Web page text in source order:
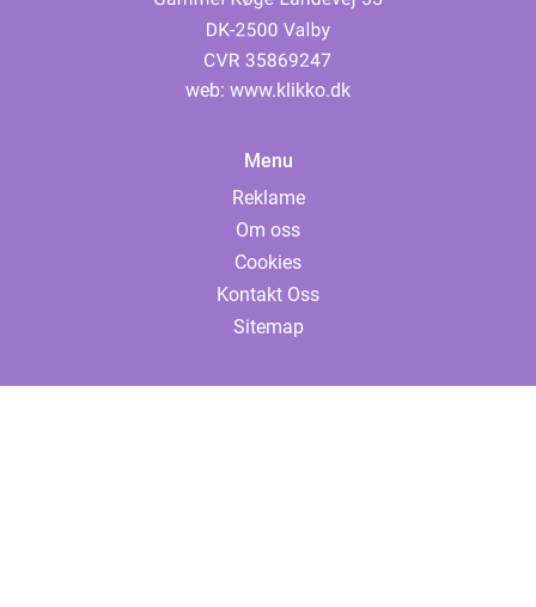
web: www.klikko.dk
Menu
Reklame
Om oss
Cookies
Kontakt Oss
Sitemap